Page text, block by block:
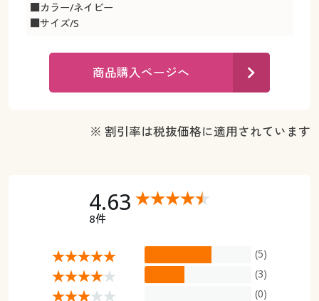
カタログ無料プレゼント
ご利用ガイド
よくある質問とお問い合わせ
会員メニュー
マイページ
閲覧履歴
■カラー/ネイビー
■サイズ/S
商品購入ページへ
※ 割引率は税抜価格に適用されています
4.63
8件
(5)
(3)
(0)